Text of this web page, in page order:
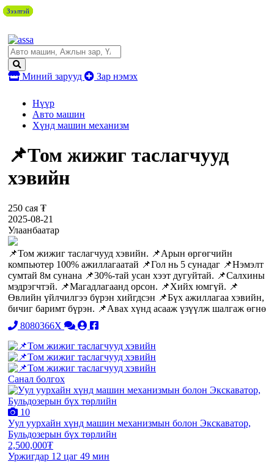
Миний зарууд Зар нэмэх
Нүүр
Авто машин
Хүнд машин механизм
📌Том жижиг таслагчууд
хэвийн
250 сая ₮
2025-08-21
Улаанбаатар
📌Том жижиг таслагчууд хэвийн. 📌Арын өргөгчийн
компьютер 100% ажиллагаатай 📌Гол нь 5 сунадаг 📌Нэмэлт
сумтай 8м сунана 📌30%-тай усан хээт дугуйтай. 📌Салхины
мэдрэгчтэй. 📌Магадлагаанд орсон. 📌Хийх юмгүй. 📌
Өвлийн үйлчилгээ бүрэн хийгдсэн 📌Бүх ажиллагаа хэвийн,
бичиг баримт бүрэн. 📌Авах хүнд асааж үзүүлж шалгаж өгнө
8080366X
Санал болгох
Зээлтэй
10
Уул уурхайн хүнд машин механизмын болон Экскаватор,
Бульдозерын бүх төрлийн
2,500,000₮
Уржигдар 12 цаг 49 мин
Зээлтэй
Зээлтэй
Зээлтэй
Зээлтэй